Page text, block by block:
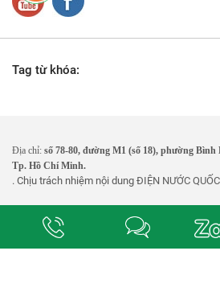
Tag từ khóa:
Địa chỉ: số 78-80, đường M1 (số 18), phường
Tp. Hồ Chí Minh.
. Chịu trách nhiệm nội dung ĐIỆN NƯỚC